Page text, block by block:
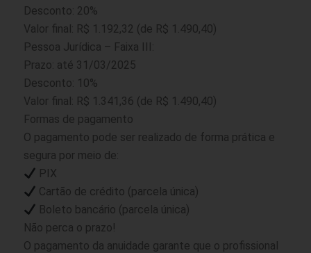
Desconto: 20%
Valor final: R$ 1.192,32 (de R$ 1.490,40)
Pessoa Jurídica – Faixa III:
Prazo: até 31/03/2025
Desconto: 10%
Valor final: R$ 1.341,36 (de R$ 1.490,40)
Formas de pagamento
O pagamento pode ser realizado de forma prática e
segura por meio de:
PIX
Cartão de crédito (parcela única)
Boleto bancário (parcela única)
Não perca o prazo!
O pagamento da anuidade garante que o profissional